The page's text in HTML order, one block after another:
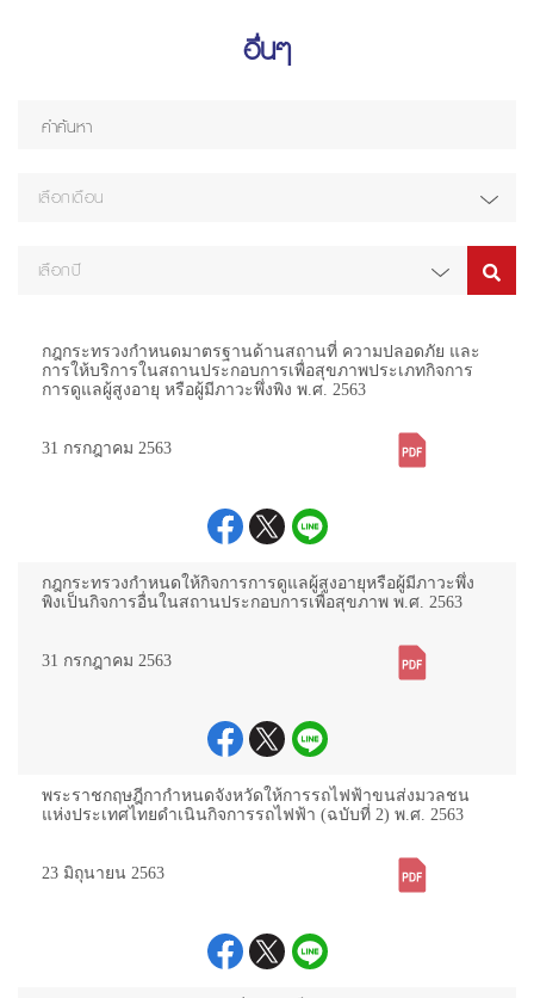
อื่นๆ
เลือกเดือน
เลือกปี
กฎกระทรวงกำหนดมาตรฐานด้านสถานที่ ความปลอดภัย และ
การให้บริการในสถานประกอบการเพื่อสุขภาพประเภทกิจการ
การดูแลผู้สูงอายุ หรือผู้มีภาวะพึ่งพิง พ.ศ. 2563
31 กรกฎาคม 2563
กฎกระทรวงกำหนดให้กิจการการดูแลผู้สูงอายุหรือผู้มีภาวะพึ่ง
พิงเป็นกิจการอื่นในสถานประกอบการเพื่อสุขภาพ พ.ศ. 2563
31 กรกฎาคม 2563
พระราชกฤษฎีกากำหนดจังหวัดให้การรถไฟฟ้าขนส่งมวลชน
แห่งประเทศไทยดำเนินกิจการรถไฟฟ้า (ฉบับที่ 2) พ.ศ. 2563
23 มิถุนายน 2563